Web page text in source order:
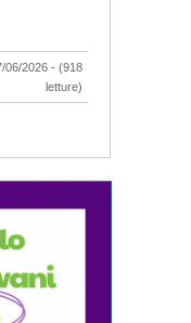
06/2026 - (918
letture)